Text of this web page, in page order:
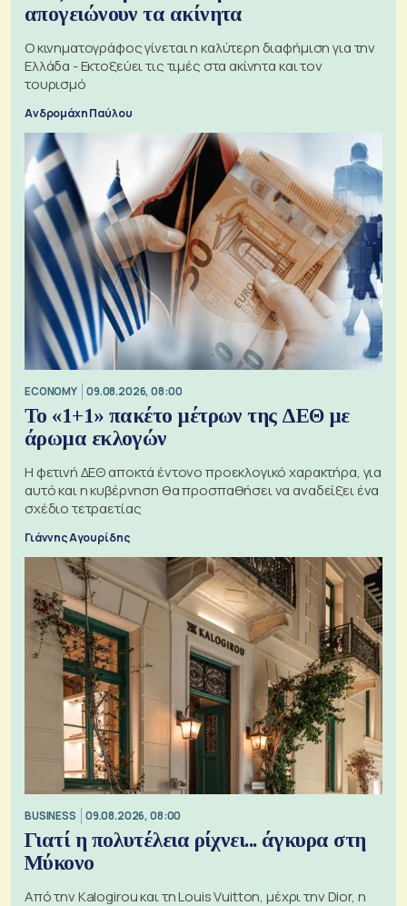
απογειώνουν τα ακίνητα
Ο κινηματογράφος γίνεται η καλύτερη διαφήμιση για την
Ελλάδα - Εκτοξεύει τις τιμές στα ακίνητα και τον
τουρισμό
Ανδρομάχη Παύλου
ECONOMY 09.08.2026, 08:00
Το «1+1» πακέτο μέτρων της ΔΕΘ με
άρωμα εκλογών
Η φετινή ΔΕΘ αποκτά έντονο προεκλογικό χαρακτήρα, για
αυτό και η κυβέρνηση θα προσπαθήσει να αναδείξει ένα
σχέδιο τετραετίας
Γιάννης Αγουρίδης
BUSINESS 09.08.2026, 08:00
Γιατί η πολυτέλεια ρίχνει... άγκυρα στη
Μύκονο
Από την Kalogirou και τη Louis Vuitton, μέχρι την Dior, η